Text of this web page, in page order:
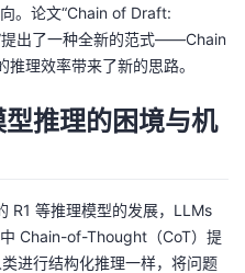
。论文“Chain of Draft:
出了一种全新的范式——Chain
理效率带来了新的思路。
推理的困境与机
R1 等推理模型的发展，LLMs
Chain-of-Thought（CoT）提
进行结构化推理一样，将问题